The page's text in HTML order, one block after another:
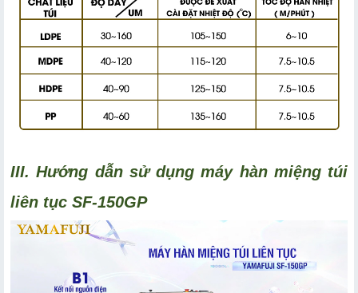
III. Hướng dẫn sử dụng máy hàn miệng túi
liên tục SF-150GP